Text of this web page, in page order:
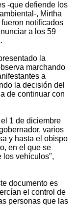
-que defiende los
, Mirtha
notificados
a los 59
la
marchando
a
la decisión del
de continuar con
1 de diciembre
varios
y hasta el obispo
en el que se
los vehículos",
documento es
el control de
personas que las